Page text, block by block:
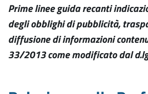
Prime linee guida recanti
degli obblighi di pubblicità,
diffusione di informazioni
33/2013 come modificato dal